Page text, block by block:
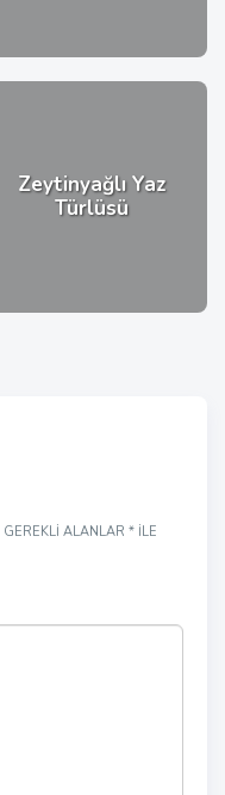
Zeytinyağlı Yaz
Türlüsü
GEREKLI ALANLAR * ILE